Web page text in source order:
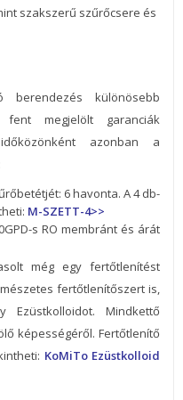
szakszerű szűrőcsere és
berendezés különösebb
megjelölt garanciák
azonban a
6 havonta. A 4 db-
M-SZETT-4>>
s RO membránt és árát
még egy fertőtlenítést
fertőtlenítőszert is,
Ezüstkolloidot. Mindkettő
képességéről. Fertőtlenítő
KoMiTo Ezüstkolloid